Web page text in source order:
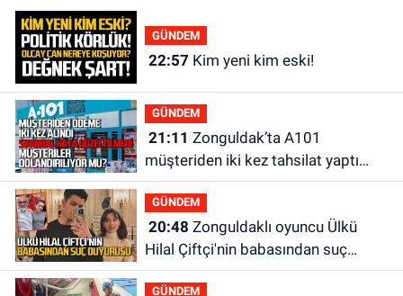
GÜNDEM
22:57 Kim yeni kim eski!
GÜNDEM
21:11
müşteriden iki kez tahsilat yaptı
geri ödemiyor!
GÜNDEM
20:48
Hilal Çiftçi'nin babasından suç
duyurusu
GÜNDEM